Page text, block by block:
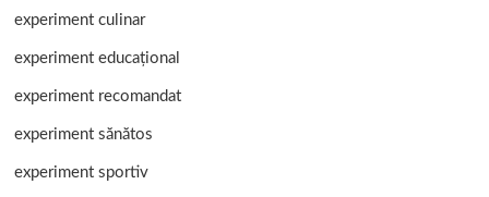
experiment culinar
experiment educațional
experiment recomandat
experiment sănătos
experiment sportiv